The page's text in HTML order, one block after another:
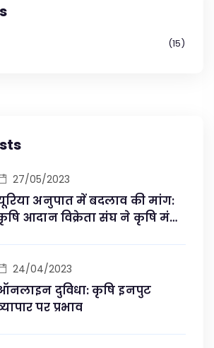
15
अनुपात में बदलाव की मांग:
आदान विक्रेता संघ ने कृषि मंत्री
27/05/2023
दुविधा: कृषि इनपुट
पर प्रभाव
24/04/2023